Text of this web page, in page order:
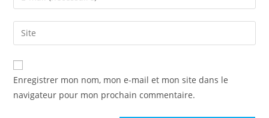
Enregistrer mon nom, mon e-mail et mon site dans le
navigateur pour mon prochain commentaire.